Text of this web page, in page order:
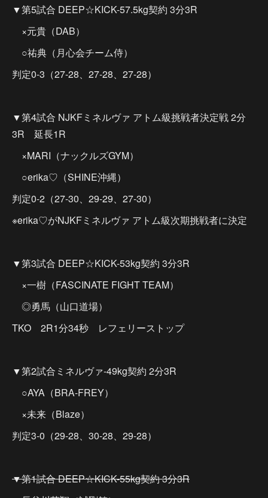
▼第5試合 DEEP☆KICK-57.5kg契約 3分3R
×元貴（DAB）
○祐典（月心会チーム侍）
判定0-3（27-28、27-28、27-28）
▼第4試合 NJKFミネルヴァ アトム級挑戦者決定戦 2分
3R 延長1R
×MARI（ナックルズGYM）
○erika♡（SHINE沖縄）
判定0-2（27-30、29-29、27-30）
※erika♡がNJKFミネルヴァ アトム級次期挑戦者に決定
▼第3試合 DEEP☆KICK-53kg契約 3分3R
×一樹（FASCINATE FIGHT TEAM）
◎勇馬（山口道場）
TKO 2R1分34秒 レフェリーストップ
▼第2試合ミネルヴァ-49kg契約 2分3R
○AYA（BRA-FREY）
×未来（Blaze）
判定3-0（29-28、30-28、29-28）
▼第1試合 DEEP☆KICK-55kg契約 3分3R